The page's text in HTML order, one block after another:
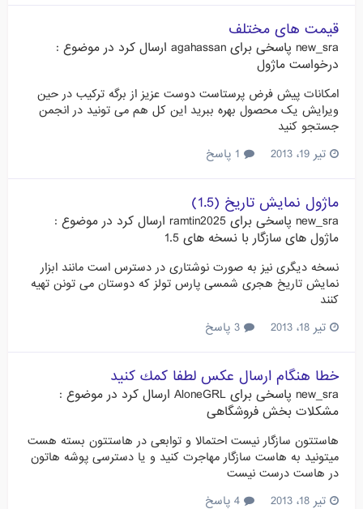
قیمت های مختلف
new_sra پاسخی برای agahassan ارسال کرد در موضوع :
درخواست ماژول
امکانات پیش فرض پرستاست دوست عزیز از برگه ترکیب در حین
ویرایش یک محصول بهره ببرید این کل هم می تونید در انجمن
جستجو کنید
تیر 19، 2013
ماژول نمایش تاریخ (1.5)
new_sra پاسخی برای ramtin2025 ارسال کرد در موضوع :
ماژول های سازگار با نسخه های 1.5
نسخه دیگری نیز به صورت نوشتاری در دسترس است مانند ابزار
نمایش تاریخ هجری شمسی پارس تولز که دوستان می تونن تهیه
کنند
تیر 18، 2013
خطا هنگام ارسال عكس لطفا كمك كنيد
new_sra پاسخی برای AloneGRL ارسال کرد در موضوع :
مشکلات بخش فروشگاهی
هاستتون سازگار نیست احتمالا و توابعی در هاستتون بسته هست
میتونید به هاست سازگار مهاجرت کنید و یا دسترسی پوشه هاتون
در هاست درست نیست
تیر 18، 2013